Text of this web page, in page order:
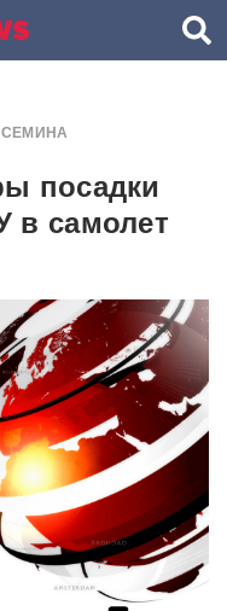
посадки
в самолет